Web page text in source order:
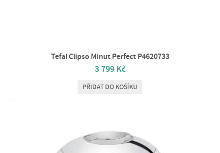
Tefal Clipso Minut Perfect P4620733
3 799 Kč
PŘIDAT DO KOŠÍKU